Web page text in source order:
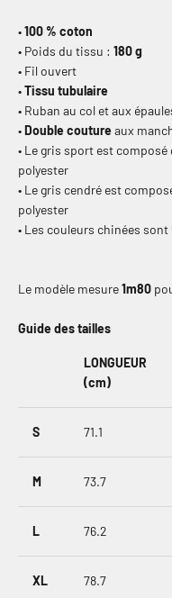
•100 % coton
• Poids du tissu : 180 g
• Fil ouvert
•Tissu tubulaire
• Ruban au col et aux
•Double couture aux
• Le gris sport est composé
polyester
• Le gris cendré est
polyester
• Les couleurs chinées
Le modèle mesure1m80
Guide des tailles
LONGUEUR
(cm)
S 71.1
M 73.7
L 76.2
XL 78.7